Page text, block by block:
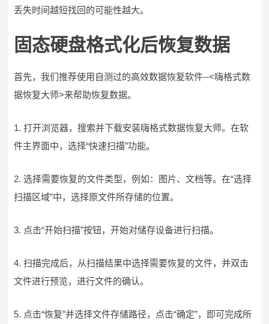
丢失时间越短找回的可能性越大。
固态硬盘格式化后恢复数据
首先，我们推荐使用自测过的高效数据恢复软件--<嗨格式数
据恢复大师>来帮助恢复数据。
1. 打开浏览器，搜索并下载安装嗨格式数据恢复大师。在软
件主界面中，选择“快速扫描”功能。
2. 选择需要恢复的文件类型，例如：图片、文档等。在“选择
扫描区域”中，选择原文件所存储的位置。
3. 点击“开始扫描”按钮，开始对储存设备进行扫描。
4. 扫描完成后，从扫描结果中选择需要恢复的文件，并双击
文件进行预览，进行文件的确认。
5. 点击“恢复”并选择文件存储路径，点击“确定”，即可完成所